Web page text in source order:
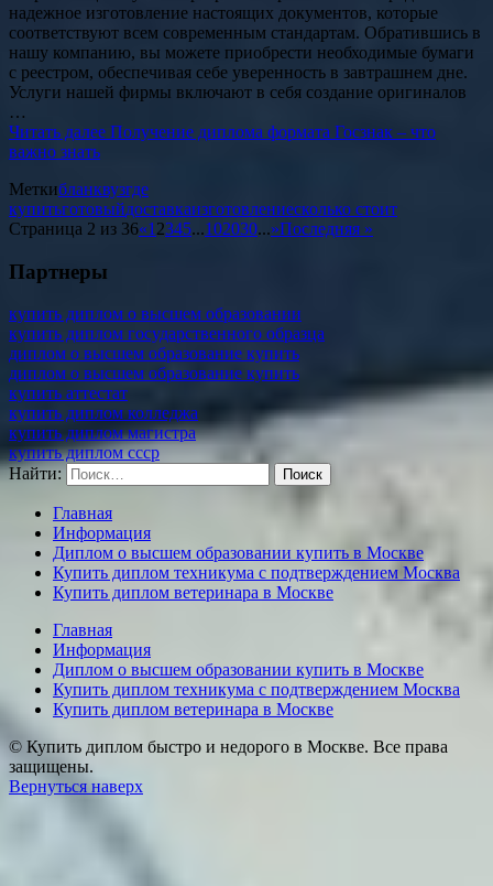
надежное изготовление настоящих документов, которые
соответствуют всем современным стандартам. Обратившись в
нашу компанию, вы можете приобрести необходимые бумаги
с реестром, обеспечивая себе уверенность в завтрашнем дне.
Услуги нашей фирмы включают в себя создание оригиналов
…
Читать далее Получение диплома формата Госзнак – что
важно знать
Меткибланквузгде
купитьготовыйдоставкаизготовлениесколько стоит
Страница 2 из 36«1 2345...102030...»Последняя »
Партнеры
купить диплом о высшем образовании
купить диплом государственного образца
диплом о высшем образование купить
диплом о высшем образование купить
купить аттестат
купить диплом колледжа
купить диплом магистра
купить диплом ссср
Найти:
Главная
Информация
Диплом о высшем образовании купить в Москве
Купить диплом техникума с подтверждением Москва
Купить диплом ветеринара в Москве
Главная
Информация
Диплом о высшем образовании купить в Москве
Купить диплом техникума с подтверждением Москва
Купить диплом ветеринара в Москве
© Купить диплом быстро и недорого в Москве. Все права
защищены.
Вернуться наверх